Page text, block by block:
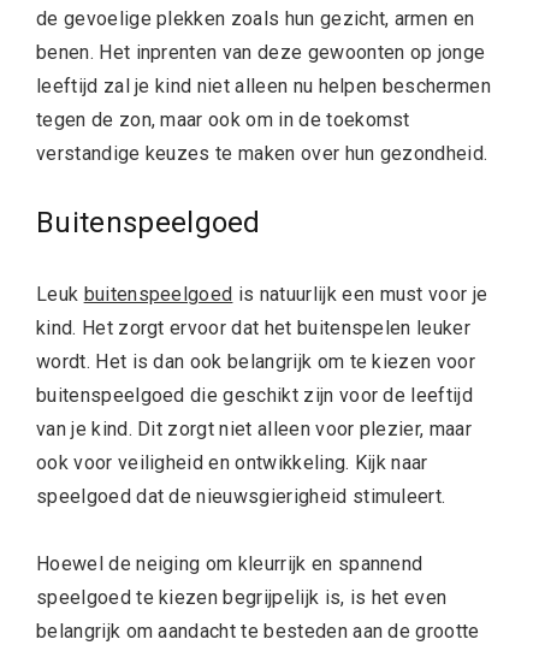
de gevoelige plekken zoals hun gezicht, armen en
benen. Het inprenten van deze gewoonten op jonge
leeftijd zal je kind niet alleen nu helpen beschermen
tegen de zon, maar ook om in de toekomst
verstandige keuzes te maken over hun gezondheid.
Buitenspeelgoed
Leuk buitenspeelgoed is natuurlijk een must voor je
kind. Het zorgt ervoor dat het buitenspelen leuker
wordt. Het is dan ook belangrijk om te kiezen voor
buitenspeelgoed die geschikt zijn voor de leeftijd
van je kind. Dit zorgt niet alleen voor plezier, maar
ook voor veiligheid en ontwikkeling. Kijk naar
speelgoed dat de nieuwsgierigheid stimuleert.
Hoewel de neiging om kleurrijk en spannend
speelgoed te kiezen begrijpelijk is, is het even
belangrijk om aandacht te besteden aan de grootte